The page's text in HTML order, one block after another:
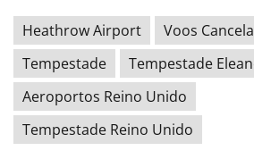
Heathrow Airport
Voos
Tempestade
Tempestade
Aeroportos Reino Unido
Tempestade Reino Unido